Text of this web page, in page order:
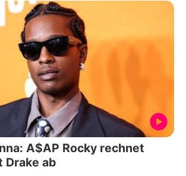
A$AP Rocky rechnet
Drake ab